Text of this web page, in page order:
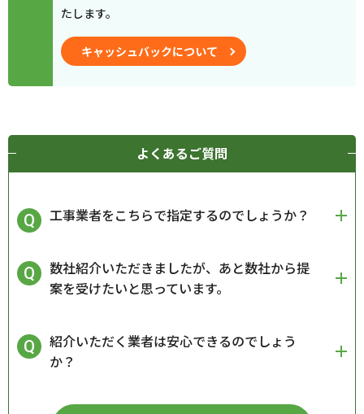
たします。
キャッシュバックについて
よくあるご質問
工事業者をこちらで指定するのでしょうか？
数社紹介いただきましたが、あと数社から提
案を受けたいと思っています。
紹介いただく業者は安心できるのでしょう
か？